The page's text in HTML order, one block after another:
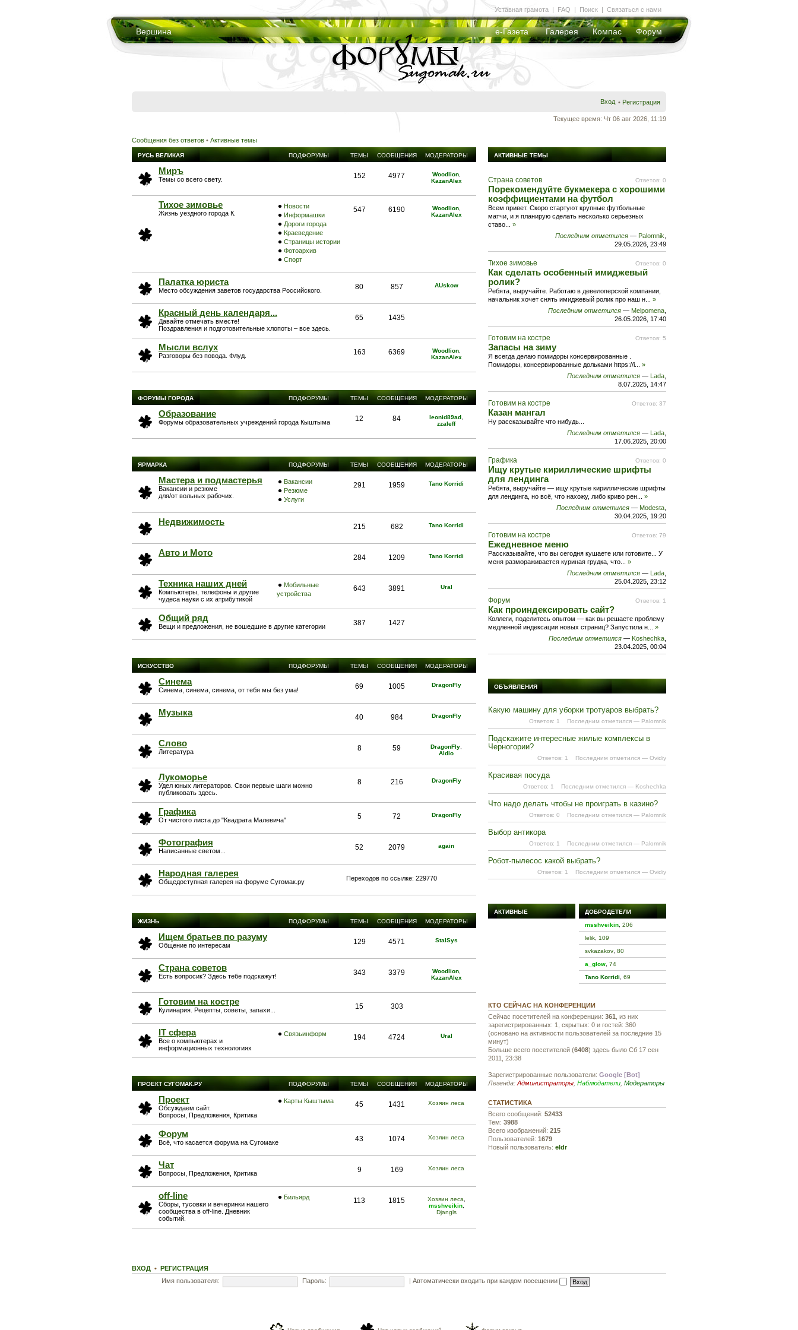
Вершина е-Газета Галерея Компас Форум
Уставная грамота | FAQ | Поиск | Связаться с нами
• Регистрация
Вход
Текущее время: Чт 06 авг 2026, 11:19
Сообщения без ответов • Активные темы
РУСЬ ВЕЛИКАЯ ПОДФОРУМЫ ТЕМЫ СООБЩЕНИЯ МОДЕРАТОРЫ
Миръ
Темы со всего свету. 152 4977 Woodlion,
KazanAlex
Тихое зимовье
Жизнь уездного города К.
Новости
Информашки
Дороги города
Краеведение
Страницы истории
Фотоархив
Спорт
547 6190 Woodlion,
KazanAlex
Палатка юриста
Место обсуждения заветов государства Российского. 80 857 AUskow
Красный день календаря...
Давайте отмечать вместе!
Поздравления и подготовительные хлопоты – все здесь.
65 1435
Мысли вслух
Разговоры без повода. Флуд. 163 6369 Woodlion,
KazanAlex
ФОРУМЫ ГОРОДА ПОДФОРУМЫ ТЕМЫ СООБЩЕНИЯ МОДЕРАТОРЫ
Образование
Форумы образовательных учреждений города Кыштыма 12 84 leonid89ad
zzaleff
ЯРМАРКА ПОДФОРУМЫ ТЕМЫ СООБЩЕНИЯ МОДЕРАТОРЫ
Мастера и подмастерья
Вакансии и резюме
для/от вольных рабочих.
Вакансии
Резюме
Услуги
291 1959 Tano Korridi
Недвижимость 215 682 Tano Korridi
Авто и Мото 284 1209 Tano Korridi
Техника наших дней
Компьютеры, телефоны и другие
чудеса науки с их атрибутикой
Мобильные
устройства
643 3891 Ural
Общий ряд
Вещи и предложения, не вошедшие в другие категории 387 1427
ИСКУССТВО ПОДФОРУМЫ ТЕМЫ СООБЩЕНИЯ МОДЕРАТОРЫ
Синема
Синема, синема, синема, от тебя мы без ума! 69 1005 DragonFly
Музыка 40 984 DragonFly
Слово
Литература 8 59 DragonFly
Aldio
Лукоморье
Удел юных литераторов. Свои первые шаги можно
публиковать здесь.
8 216 DragonFly
Графика
От чистого листа до "Квадрата Малевича" 5 72 DragonFly
Фотография
Написанные светом... 52 2079 again
Народная галерея
Общедоступная галерея на форуме Сугомак.ру Переходов по ссылке: 229770
ЖИЗНЬ ПОДФОРУМЫ ТЕМЫ СООБЩЕНИЯ МОДЕРАТОРЫ
Ищем братьев по разуму
Общение по интересам 129 4571 StalSys
Страна советов
Есть вопросик? Здесь тебе подскажут! 343 3379 Woodlion,
KazanAlex
Готовим на костре
Кулинария. Рецепты, советы, запахи... 15 303
IT сфера
Все о компьютерах и
информационных технологиях
Связьинформ 194 4724 Ural
ПРОЕКТ СУГОМАК.РУ ПОДФОРУМЫ ТЕМЫ СООБЩЕНИЯ МОДЕРАТОРЫ
Проект
Обсуждаем сайт.
Вопросы, Предложения, Критика
Карты Кыштыма 45 1431 Хозяин леса
Форум
Всё, что касается форума на Сугомаке 43 1074 Хозяин леса
Чат
Вопросы, Предложения, Критика 9 169 Хозяин леса
off-line
Сборы, тусовки и вечеринки нашего
сообщества в off-line. Дневник
событий.
Бильярд 113 1815 Хозяин леса
msshveikin,
Djangls
АКТИВНЫЕ ТЕМЫ
Страна советов
Порекомендуйте букмекера с хорошими
коэффициентами на футбол
Всем привет. Скоро стартуют крупные футбольные
матчи, и я планирую сделать несколько серьезных
ставо
»
Ответов: 0
Последним отметился — Palomnik
29.05.2026, 23:49
Тихое зимовье
Как сделать особенный имиджевый
ролик?
Ребята, выручайте. Работаю в девелоперской компании,
начальник хочет снять имиджевый ролик про наш н
»
Ответов: 0
Последним отметился — Melpomena
26.05.2026, 17:40
Готовим на костре
Запасы на зиму
Я всегда делаю помидоры консервированные .
Помидоры, консервированные дольками https://i
»
Ответов: 5
Последним отметился — Lada
8.07.2025, 14:47
Готовим на костре
Казан мангал
Ну рассказывайте что нибудь...
Ответов: 37
Последним отметился — Lada
17.06.2025, 20:00
Графика
Ищу крутые кириллические шрифты
для лендинга
Ребята, выручайте — ищу крутые кириллические шрифты
для лендинга, но всё, что нахожу, либо криво рен
»
Ответов: 0
Последним отметился — Modesta
30.04.2025, 19:20
Готовим на костре
Ежедневное меню
Рассказывайте, что вы сегодня кушаете или готовите... У
меня размораживается куриная грудка, что
»
Ответов: 79
Последним отметился — Lada
25.04.2025, 23:12
Форум
Как проиндексировать сайт?
Коллеги, поделитесь опытом — как вы решаете проблему
медленной индексации новых страниц? Запустила н
»
Ответов: 1
Последним отметился — Koshechka
23.04.2025, 00:04
ОБЪЯВЛЕНИЯ
Какую машину для уборки тротуаров выбрать?
Ответов: 1 Последним отметился — Palomnik
Подскажите интересные жилые комплексы в
Черногории?
Ответов: 1 Последним отметился — Ovidiy
Красивая посуда
Ответов: 1 Последним отметился — Koshechka
Что надо делать чтобы не проиграть в казино?
Ответов: 0 Последним отметился — Palomnik
Выбор антикора
Ответов: 1 Последним отметился — Palomnik
Робот-пылесос какой выбрать?
Ответов: 1 Последним отметился — Ovidiy
АКТИВНЫЕ
ДОБРОДЕТЕЛИ
msshveikin 206
lelik
109
svkazakov 80
a_glow 74
Tano Korridi
69
КТО СЕЙЧАС НА КОНФЕРЕНЦИИ
Сейчас посетителей на конференции: 361 , из них
зарегистрированных: 1, скрытых: 0 и гостей: 360
(основано на активности пользователей за последние 15
минут)
Больше всего посетителей (6408) здесь было Сб 17 сен
2011, 23:38
Зарегистрированные пользователи: Google [Bot]
Легенда: Администраторы Наблюдатели Модераторы
СТАТИСТИКА
Всего сообщений: 52433
Тем: 3988
Всего изображений: 215
Пользователей: 1679
Новый пользователь: eldr
ВХОД • РЕГИСТРАЦИЯ
Имя пользователя:
Пароль: Автоматически входить при каждом посещении